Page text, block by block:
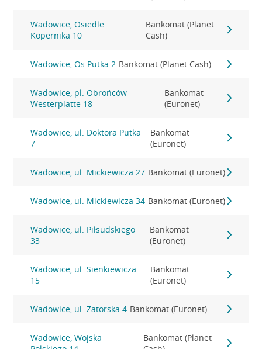
Wadowice, Osiedle
Kopernika 10
Bankomat (Planet
Cash)
Wadowice, Os.Putka 2 Bankomat (Planet Cash)
Wadowice, pl. Obrońców
Westerplatte 18
Bankomat
(Euronet)
Wadowice, ul. Doktora Putka
7
Bankomat
(Euronet)
Wadowice, ul. Mickiewicza 27 Bankomat (Euronet)
Wadowice, ul. Mickiewicza 34 Bankomat (Euronet)
Wadowice, ul. Piłsudskiego
33
Bankomat
(Euronet)
Wadowice, ul. Sienkiewicza
15
Bankomat
(Euronet)
Wadowice, ul. Zatorska 4 Bankomat (Euronet)
Wadowice, Wojska
Bankomat (Planet